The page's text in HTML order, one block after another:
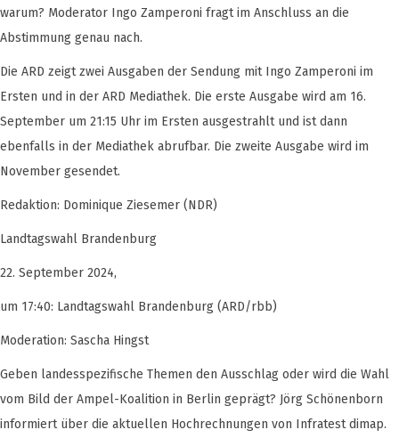
warum? Moderator Ingo Zamperoni fragt im Anschluss an die
Abstimmung genau nach.
Die ARD zeigt zwei Ausgaben der Sendung mit Ingo Zamperoni im
Ersten und in der ARD Mediathek. Die erste Ausgabe wird am 16.
September um 21:15 Uhr im Ersten ausgestrahlt und ist dann
ebenfalls in der Mediathek abrufbar. Die zweite Ausgabe wird im
November gesendet.
Redaktion: Dominique Ziesemer (NDR)
Landtagswahl Brandenburg
22. September 2024,
um 17:40: Landtagswahl Brandenburg (ARD/rbb)
Moderation: Sascha Hingst
Geben landesspezifische Themen den Ausschlag oder wird die Wahl
vom Bild der Ampel-Koalition in Berlin geprägt? Jörg Schönenborn
informiert über die aktuellen Hochrechnungen von Infratest dimap.